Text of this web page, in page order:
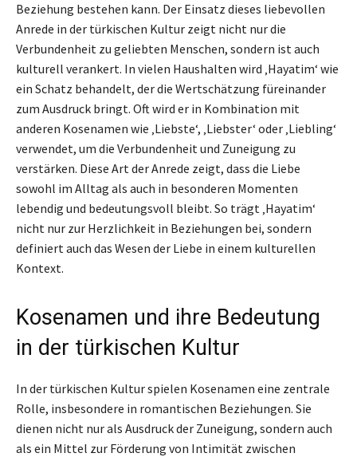
Beziehung bestehen kann. Der Einsatz dieses liebevollen
Anrede in der türkischen Kultur zeigt nicht nur die
Verbundenheit zu geliebten Menschen, sondern ist auch
kulturell verankert. In vielen Haushalten wird ‚Hayatim‘ wie
ein Schatz behandelt, der die Wertschätzung füreinander
zum Ausdruck bringt. Oft wird er in Kombination mit
anderen Kosenamen wie ‚Liebste‘, ‚Liebster‘ oder ‚Liebling‘
verwendet, um die Verbundenheit und Zuneigung zu
verstärken. Diese Art der Anrede zeigt, dass die Liebe
sowohl im Alltag als auch in besonderen Momenten
lebendig und bedeutungsvoll bleibt. So trägt ‚Hayatim‘
nicht nur zur Herzlichkeit in Beziehungen bei, sondern
definiert auch das Wesen der Liebe in einem kulturellen
Kontext.
Kosenamen und ihre Bedeutung
in der türkischen Kultur
In der türkischen Kultur spielen Kosenamen eine zentrale
Rolle, insbesondere in romantischen Beziehungen. Sie
dienen nicht nur als Ausdruck der Zuneigung, sondern auch
als ein Mittel zur Förderung von Intimität zwischen